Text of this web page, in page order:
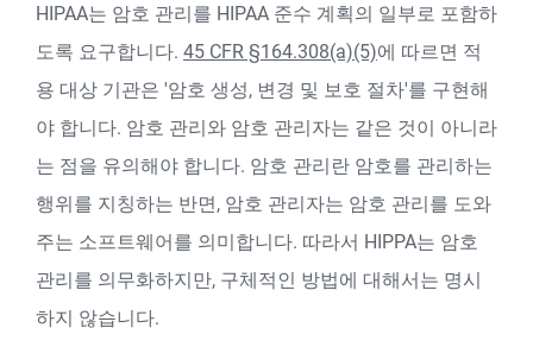
HIPAA는 암호 관리를 HIPAA 준수 계획의 일부로 포함하
도록 요구합니다. 45 CFR §164.308(a)(5)에 따르면 적
용 대상 기관은 '암호 생성, 변경 및 보호 절차'를 구현해
야 합니다. 암호 관리와 암호 관리자는 같은 것이 아니라
는 점을 유의해야 합니다. 암호 관리란 암호를 관리하는
행위를 지칭하는 반면, 암호 관리자는 암호 관리를 도와
주는 소프트웨어를 의미합니다. 따라서 HIPPA는 암호
관리를 의무화하지만, 구체적인 방법에 대해서는 명시
하지 않습니다.